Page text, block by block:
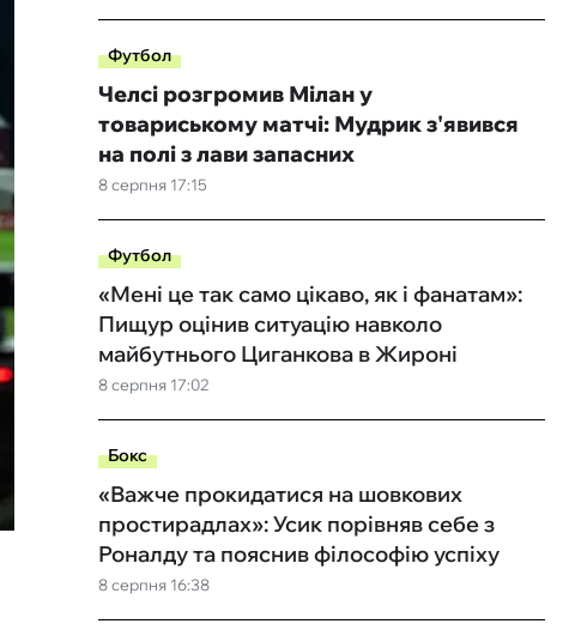
Футбол
8 серпня 17:15
Челсі розгромив Мілан у
товариському матчі: Мудрик з'явився
на полі з лави запасних
Футбол
8 серпня 17:02
«Мені це так само цікаво, як і фанатам»:
Пищур оцінив ситуацію навколо
майбутнього Циганкова в Жироні
Бокс
8 серпня 16:38
«Важче прокидатися на шовкових
простирадлах»: Усик порівняв себе з
Роналду та пояснив філософію успіху